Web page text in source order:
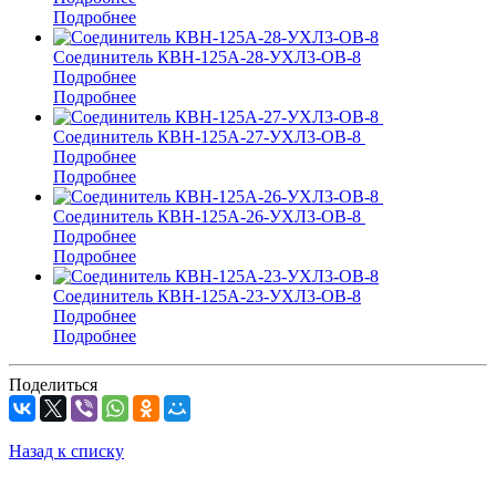
Подробнее
Соединитель КВН-125А-28-УХЛ3-ОВ-8
Подробнее
Подробнее
Соединитель КВН-125А-27-УХЛ3-ОВ-8
Подробнее
Подробнее
Соединитель КВН-125А-26-УХЛ3-ОВ-8
Подробнее
Подробнее
Соединитель КВН-125А-23-УХЛ3-ОВ-8
Подробнее
Подробнее
Поделиться
Назад к списку